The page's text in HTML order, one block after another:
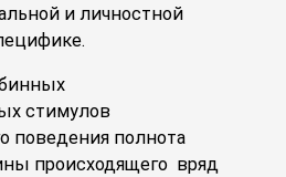
и личностной
стимулов
поведения полнота
происходящего вряд